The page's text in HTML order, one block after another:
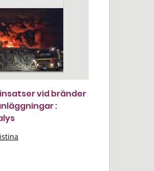
vid bränder
: